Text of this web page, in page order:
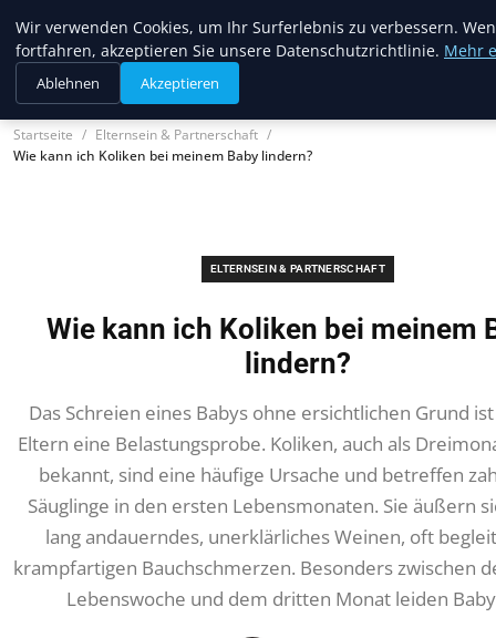
Trendcycles
Startseite
Elternsein & Partnerschaft
Wie kann ich Koliken bei meinem Baby lindern?
ELTERNSEIN & PARTNERSCHAFT
Wie kann ich Koliken bei meinem
lindern?
Das Schreien eines Babys ohne ersichtlichen Grund
Eltern eine Belastungsprobe. Koliken, auch als
bekannt, sind eine häufige Ursache und betreffen
Säuglinge in den ersten Lebensmonaten. Sie äußern
lang andauerndes, unerklärliches Weinen, oft
krampfartigen Bauchschmerzen. Besonders zwischen
Lebenswoche und dem dritten Monat leiden
Wir verwenden Cookies, um Ihr Surferlebnis zu verbessern.
fortfahren, akzeptieren Sie unsere Datenschutzrichtlinie. Mehr
Ablehnen Akzeptieren